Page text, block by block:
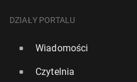
DZIAŁY PORTALU
Wiadomości
Czytelnia